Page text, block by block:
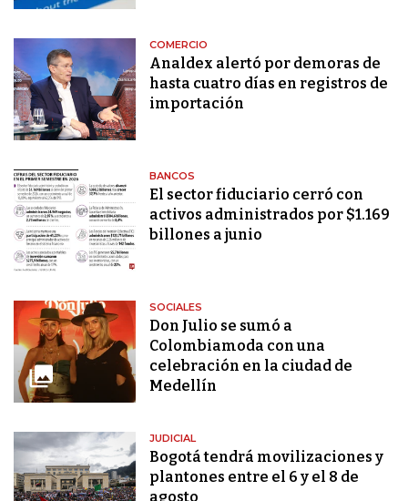
COMERCIO
Analdex alertó por demoras de
hasta cuatro días en registros de
importación
BANCOS
El sector fiduciario cerró con
activos administrados por $1.169
billones a junio
SOCIALES
Don Julio se sumó a
Colombiamoda con una
celebración en la ciudad de
Medellín
JUDICIAL
Bogotá tendrá movilizaciones y
plantones entre el 6 y el 8 de
agosto